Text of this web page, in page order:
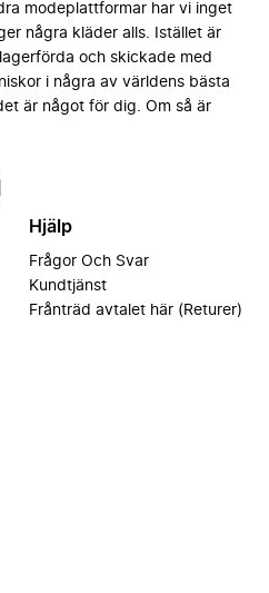
modeplattformar har vi inget
några kläder alls. Istället är
och skickade med
i några av världens bästa
är något för dig. Om så är
Hjälp
Frågor Och Svar
Kundtjänst
Frånträd avtalet här (Returer)